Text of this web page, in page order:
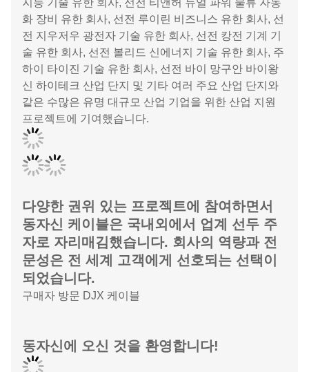
광둥 광주 서부 타운십 고속도로 시저우 톨게이트 프로
젝트,
광둥성 후두 도로 급속 변환 프로젝트 등.
또한 동자신 케이블은 다음과 같은 전력 시스템 프로젝
트에 참여했습니다.
후먼 전력 생산 스케줄링 빌딩 및 샤오관 전력 공급국의
2017년 중저압 전력 분배 네트워크 확장 및 비상 프로
젝트 건설.
회사는 또한 선전 하오넝 퀵 기술 유한 회사, 선전 지양
지능 기술 유한 회사, 선전 티앤허 듀얼 파워 물류 자동
화 장비 유한 회사, 선전 루이린 비즈니스 유한 회사, 선
술 유한 회사, 선전 볼리드 신에너지 기술 유한 회사, 주
하이 타이진 기술 유한 회사, 선전 바이 망구안 바이왕
신 하이테크 산업 단지 및 기타 여러 주요 산업 단지와
같은 수많은 유명 대규모 산업 기업을 위한 산업 지원
프로젝트에 기여했습니다.
다양한 권위 있는 프로젝트에 참여하면서